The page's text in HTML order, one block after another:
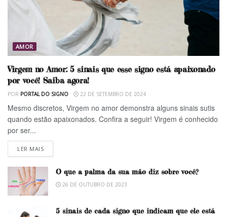
AMOR
Virgem no Amor: 5 sinais que esse signo está apaixonado
por você! Saiba agora!
POR PORTAL DO SIGNO 22 DE SETEMBRO DE 2024
Mesmo discretos, Virgem no amor demonstra alguns sinais sutis
quando estão apaixonados. Confira a seguir! Virgem é conhecido
por ser...
LER MAIS
O que a palma da sua mão diz sobre você?
26 DE OUTUBRO DE 2023
5 sinais de cada signo que indicam que ele está